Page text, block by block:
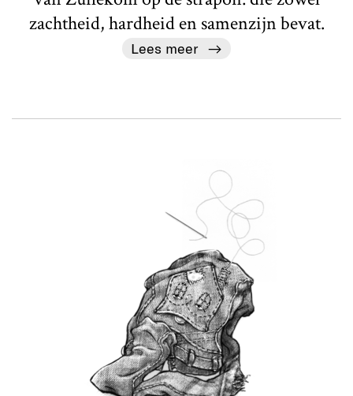
zachtheid, hardheid en samenzijn bevat.
Lees meer